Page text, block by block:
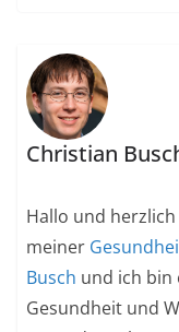
Christian
Hallo und
meiner
Busch und ich bin
Gesundheit und